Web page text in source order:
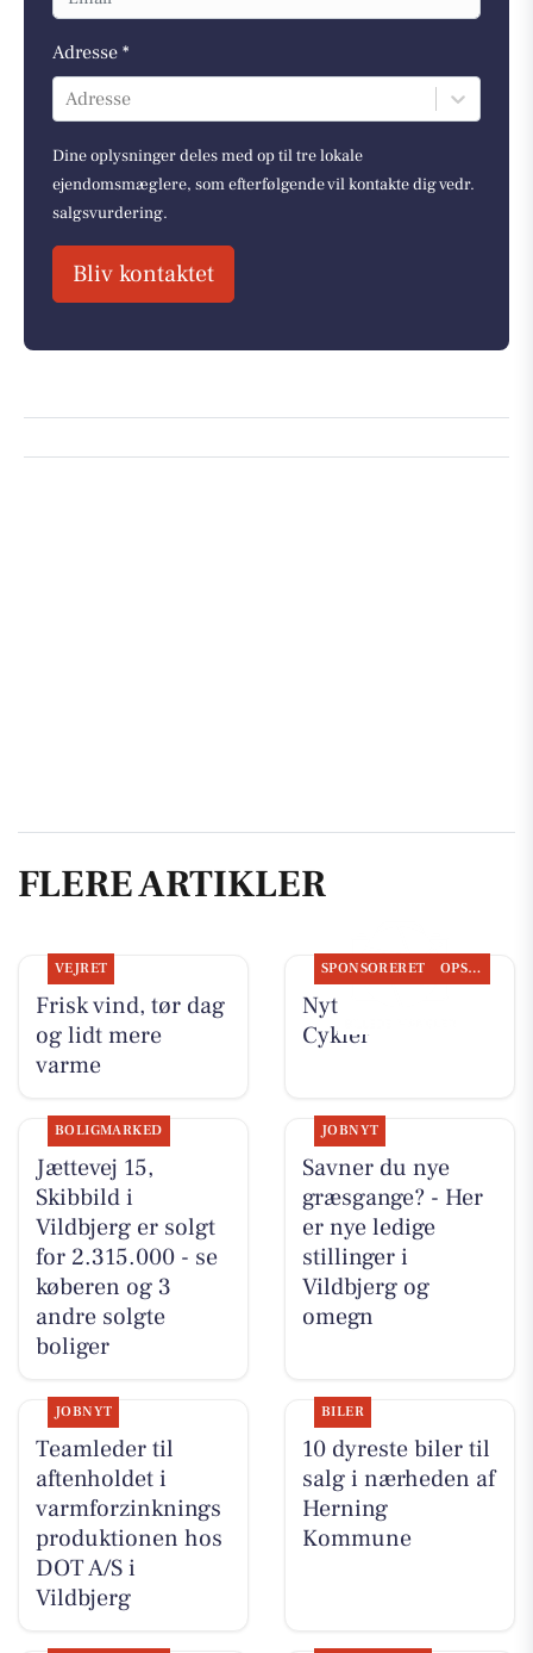
Adresse *
Adresse
Dine oplysninger deles med op til tre lokale
ejendomsmæglere, som efterfølgende vil kontakte dig vedr.
salgsvurdering.
Bliv kontaktet
FLERE ARTIKLER
VEJRET
Frisk vind, tør dag
og lidt mere
varme
SPONSORERET OPSLAGSTAVLEN
Nyt fra Per P.
Cykler
BOLIGMARKED
Jættevej 15,
Skibbild i
Vildbjerg er solgt
for 2.315.000 - se
køberen og 3
andre solgte
boliger
JOBNYT
Savner du nye
græsgange? - Her
er nye ledige
stillinger i
Vildbjerg og
omegn
JOBNYT
Teamleder til
aftenholdet i
varmforzinknings
produktionen hos
DOT A/S i
Vildbjerg
BILER
10 dyreste biler til
salg i nærheden af
Herning
Kommune